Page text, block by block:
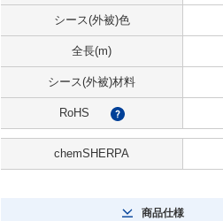
シース(外被)色
全長(m)
シース(外被)材料
RoHS ?
chemSHERPA
商品仕様